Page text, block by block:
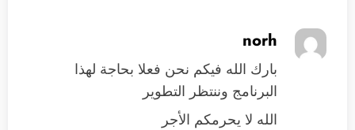
norh
بارك الله فيكم نحن فعلا بحاجة لهذا
البرنامج وننتظر التطوير
الله لا يحرمكم الأجر